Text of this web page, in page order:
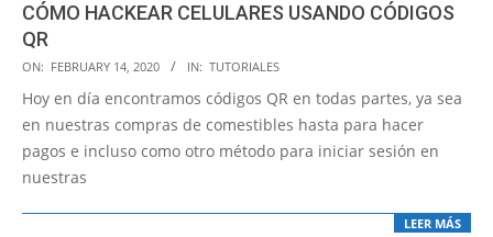
CÓMO HACKEAR CELULARES USANDO CÓDIGOS
QR
2020-
02-
14
ON: FEBRUARY 14, 2020 IN: TUTORIALES
Hoy en día encontramos códigos QR en todas partes, ya sea
en nuestras compras de comestibles hasta para hacer
pagos e incluso como otro método para iniciar sesión en
nuestras
LEER MÁS